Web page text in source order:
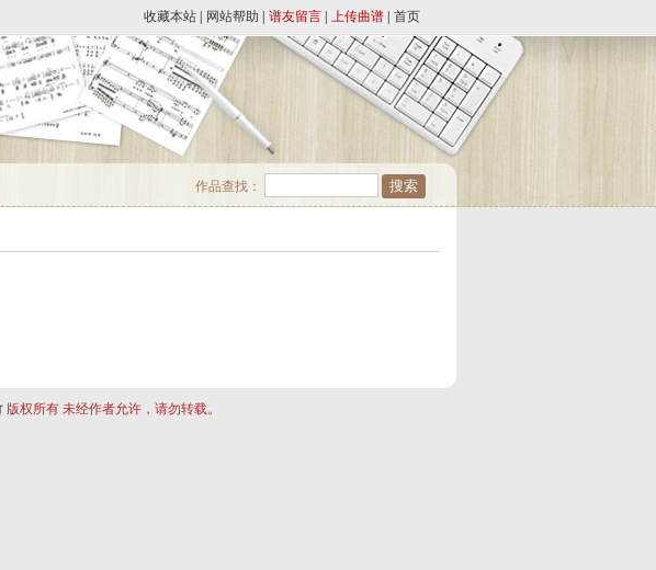
收藏本站 网站帮助 谱友留言 上传曲谱 首页
作品查找：
版权所有 未经作者允许，请勿转载。